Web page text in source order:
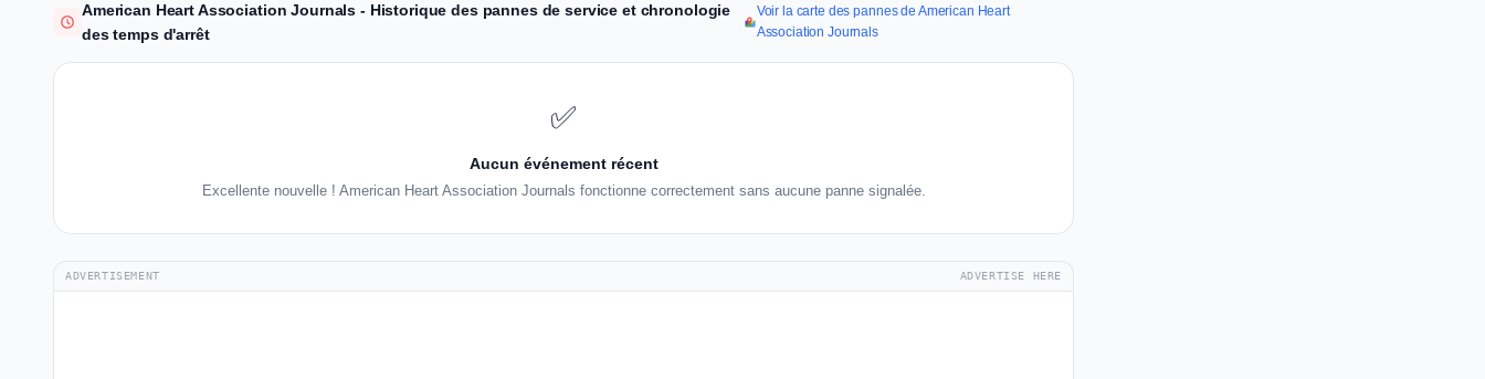
American Heart Association Journals - Historique des pannes de service et chronologie
des temps d'arrêt
Voir la carte des pannes de American Heart
Association Journals
✅
Aucun événement récent
Excellente nouvelle ! American Heart Association Journals fonctionne correctement sans aucune panne signalée.
ADVERTISEMENT ADVERTISE HERE